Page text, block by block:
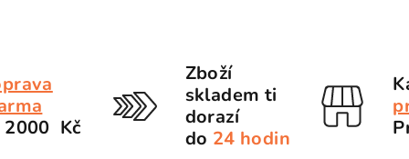
2000 Kč
Zboží
skladem ti
dorazí
do 24 hodin